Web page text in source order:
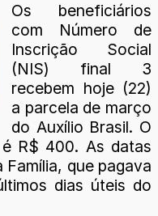
Os beneficiários
com Número de
Inscrição Social
(NIS) final 3
recebem hoje (22)
a parcela de março
do Auxílio Brasil. O
R$ 400. As datas
que pagava
dias úteis do